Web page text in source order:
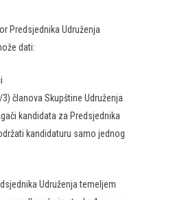
Predsjednika Udruženja
dati:
članova Skupštine Udruženja
kandidata za Predsjednika
kandidaturu samo jednog
Udruženja temeljem